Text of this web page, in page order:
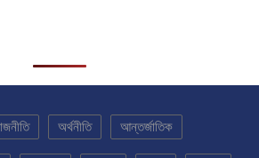
অর্থনীতি আন্তর্জাতিক